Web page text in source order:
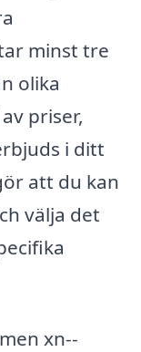
minst tre
olika
priser,
i ditt
att du kan
välja det
xn--